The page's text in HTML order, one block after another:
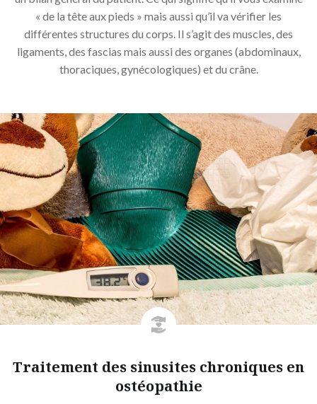
« de la tête aux pieds » mais aussi qu’il va vérifier les
différentes structures du corps. Il s’agit des muscles, des
ligaments, des fascias mais aussi des organes (abdominaux,
thoraciques, gynécologiques) et du crâne.
Traitement des sinusites chroniques en
ostéopathie